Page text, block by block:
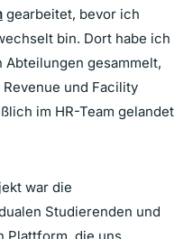
gearbeitet, bevor ich
bin. Dort habe ich
gesammelt,
und Facility
im HR-Team gelandet
war die
Studierenden und